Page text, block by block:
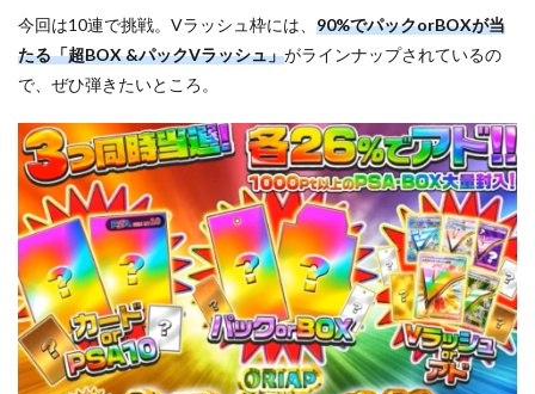
今回は10連で挑戦。Vラッシュ枠には、 90%でパックorBOXが当
たる「超BOX &パックVラッシュ」がラインナップされているの
で、ぜひ弾きたいところ。